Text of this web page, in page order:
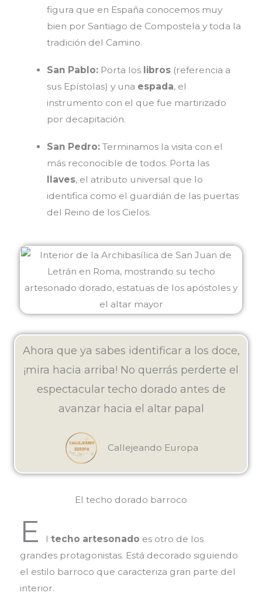
figura que en España conocemos muy
bien por Santiago de Compostela y toda la
tradición del Camino.
San Pablo: Porta los libros (referencia a
sus Epístolas) y una espada, el
instrumento con el que fue martirizado
por decapitación.
San Pedro: Terminamos la visita con el
más reconocible de todos. Porta las
llaves, el atributo universal que lo
identifica como el guardián de las puertas
del Reino de los Cielos.
Ahora que ya sabes identificar a los doce,
¡mira hacia arriba! No querrás perderte el
espectacular techo dorado antes de
avanzar hacia el altar papal
Callejeando Europa
El techo dorado barroco
E l techo artesonado es otro de los
grandes protagonistas. Está decorado siguiendo
el estilo barroco que caracteriza gran parte del
interior.